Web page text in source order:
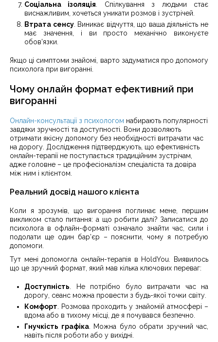
Соціальна ізоляція . Спілкування з людьми стає
виснажливим, хочеться уникати розмов і зустрічей.
Втрата сенсу. Виникає відчуття, що ваша діяльність не
має значення, і ви просто механічно виконуєте
обов’язки.
Якщо ці симптоми знайомі, варто задуматися про допомогу
психолога при вигоранні.
Чому онлайн формат ефективний при
вигоранні
Онлайн-консультації з психологом набирають популярності
завдяки зручності та доступності. Вони дозволяють
отримати якісну допомогу без необхідності витрачати час
на дорогу. Дослідження підтверджують, що ефективність
онлайн-терапії не поступається традиційним зустрічам,
адже головне – це професіоналізм спеціаліста та довіра
між ним і клієнтом.
Реальний досвід нашого клієнта
Коли я зрозумів, що вигорання поглинає мене, першим
викликом стало питання: а що робити далі? Записатися до
психолога в офлайн-форматі означало знайти час, сили і
подолати ще один бар’єр – пояснити, чому я потребую
допомоги.
Тут мені допомогла онлайн-терапія в HoldYou. Виявилось
що це зручний формат, який мав кілька ключових переваг:
Доступність . Не потрібно було витрачати час на
дорогу, сеанс можна провести з будь-якої точки світу.
Комфорт . Розмова проходить у знайомій атмосфері –
вдома або в тихому місці, де я почувався безпечно.
Гнучкість графіка. Можна було обрати зручний час,
навіть після роботи або у вихідні.